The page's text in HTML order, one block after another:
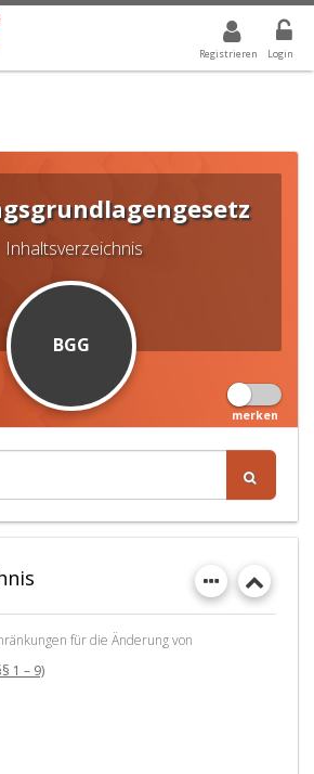
Registrieren Login
GEWÄHLTER WERT IST ALLE
Inhaltsverzeichnis
BGG
merken
für die Änderung von
1 – 9)